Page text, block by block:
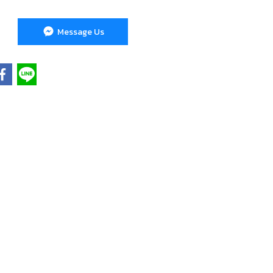
Message Us